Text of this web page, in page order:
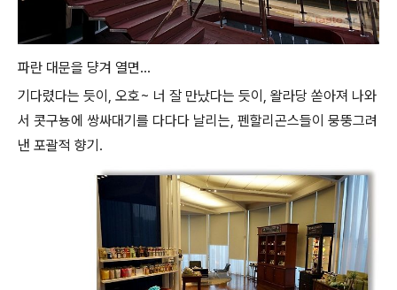
파란 대문을 댱겨 열면...
기다렸다는 듯이, 오호~ 너 잘 만났다는 듯이, 왈라당 쏟아져 나와
서 콧구뇽에 쌍싸대기를 다다다 날리는, 펜할리곤스들이 뭉뚱그려
낸 포괄적 향기.